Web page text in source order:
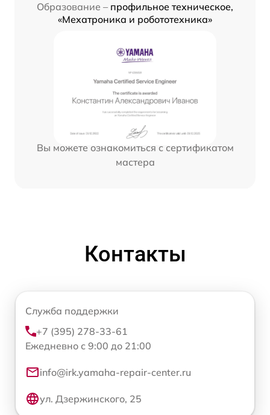
Образование – профильное техническое,
«Мехатроника и робототехника»
Вы можете ознакомиться с сертификатом
мастера
Контакты
Служба поддержки
+7 (395) 278-33-61
Ежедневно с 9:00 до 21:00
info@irk.yamaha-repair-center.ru
ул. Дзержинского, 25